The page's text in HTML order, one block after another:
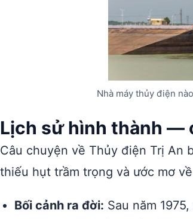
Nhà máy thủy điện
Lịch sử hình thành —
Câu chuyện về Thủy điện Trị An
thiếu hụt trầm trọng và ước mơ
Bối cảnh ra đời: Sau năm